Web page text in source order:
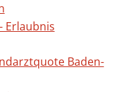
Erlaubnis
Baden-